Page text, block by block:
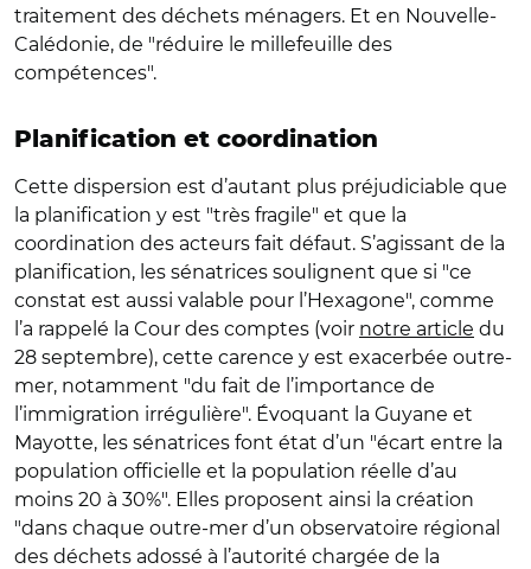
traitement des déchets ménagers. Et en Nouvelle-
Calédonie, de "réduire le millefeuille des
compétences".
Planification et coordination
Cette dispersion est d’autant plus préjudiciable que
la planification y est "très fragile" et que la
coordination des acteurs fait défaut. S’agissant de la
planification, les sénatrices soulignent que si "ce
constat est aussi valable pour l’Hexagone", comme
l’a rappelé la Cour des comptes (voir notre article du
28 septembre), cette carence y est exacerbée outre-
mer, notamment "du fait de l’importance de
l’immigration irrégulière". Évoquant la Guyane et
Mayotte, les sénatrices font état d’un "écart entre la
population officielle et la population réelle d’au
moins 20 à 30%". Elles proposent ainsi la création
"dans chaque outre-mer d’un observatoire régional
des déchets adossé à l’autorité chargée de la